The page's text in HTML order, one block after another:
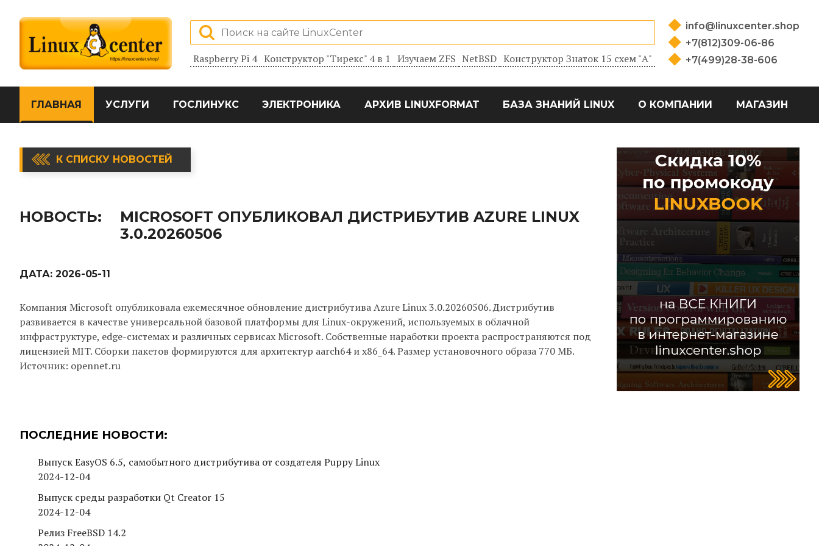
Raspberry Pi 4 Конструктор "Тирекс" 4 в 1 Изучаем ZFS NetBSD Конструктор Знаток 15 схем "А"
info@linuxcenter.shop
+7(812)309-06-86
+7(499)28-38-606
ГЛАВНАЯ УСЛУГИ ГОСЛИНУКС ЭЛЕКТРОНИКА АРХИВ LINUXFORMAT БАЗА ЗНАНИЙ LINUX О КОМПАНИИ МАГАЗИН
К СПИСКУ НОВОСТЕЙ
НОВОСТЬ:
MICROSOFT ОПУБЛИКОВАЛ ДИСТРИБУТИВ AZURE LINUX
3.0.20260506
ДАТА: 2026-05-11
Компания Microsoft опубликовала ежемесячное обновление дистрибутива Azure Linux 3.0.20260506. Дистрибутив
развивается в качестве универсальной базовой платформы для Linux-окружений, используемых в облачной
инфраструктуре, edge-системах и различных сервисах Microsoft. Собственные наработки проекта распространяются под
лицензией MIT. Сборки пакетов формируются для архитектур aarch64 и x86_64. Размер установочного образа 770 МБ.
Источник: opennet.ru
ПОСЛЕДНИЕ НОВОСТИ:
Выпуск EasyOS 6.5, самобытного дистрибутива от создателя Puppy Linux
2024-12-04
Выпуск среды разработки Qt Creator 15
2024-12-04
Релиз FreeBSD 14.2